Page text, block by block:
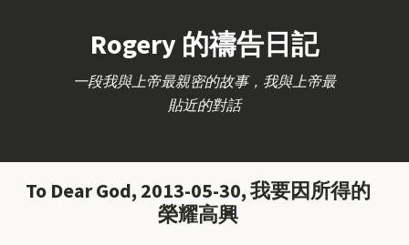
Rogery 的禱告日記
一段我與上帝最親密的故事，我與上帝最
貼近的對話
To Dear God, 2013-05-30, 我要因所得的
榮耀高興